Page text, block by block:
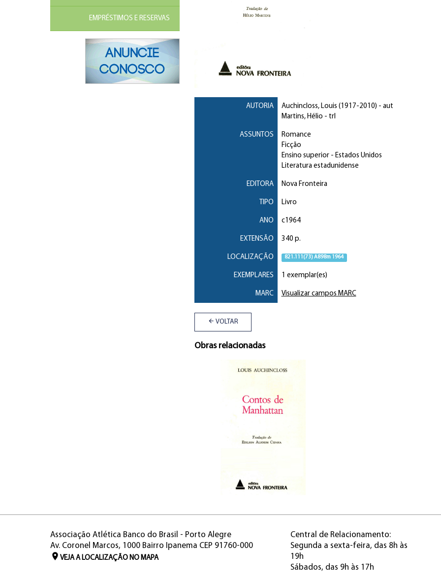
EMPRÉSTIMOS E RESERVAS
AUTORIA Auchincloss, Louis (1917-2010) - aut
Martins, Hélio - trl
ASSUNTOS
Romance
Ficção
Ensino superior- Estados Unidos
Literatura estadunidense
EDITORA Nova Fronteira
TIPO Livro
ANO c1964
EXTENSÃO 340 p.
LOCALIZAÇÃO 821.111(73) A898m 1964
EXEMPLARES 1 exemplar(es)
MARC Visualizar campos MARC
VOLTAR
Obras relacionadas
Associação Atlética Banco do Brasil - Porto Alegre
Av. Coronel Marcos, 1000 Bairro Ipanema CEP 91760-000
VEJA A LOCALIZAÇÃO NO MAPA
Central de Relacionamento:
Segunda a sexta-feira, das 8h às
19h
Sábados, das 9h às 17h